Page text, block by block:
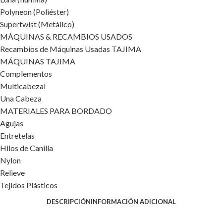
Polyneon (Poliéster)
Supertwist (Metálico)
MÁQUINAS & RECAMBIOS USADOS
Recambios de Máquinas Usadas TAJIMA
MÁQUINAS TAJIMA
Complementos
Multicabezal
Una Cabeza
MATERIALES PARA BORDADO
Agujas
Entretelas
Hilos de Canilla
Nylon
Relieve
Tejidos Plásticos
DESCRIPCIÓNINFORMACIÓN ADICIONAL